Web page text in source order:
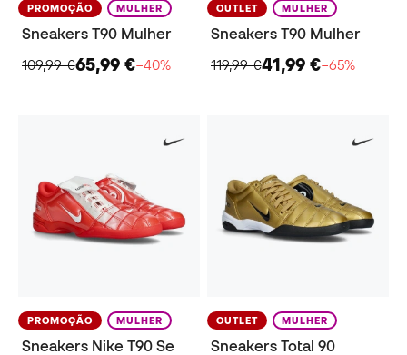
PROMOÇÃO MULHER
Sneakers T90 Mulher
109,99 €65,99 €−40%
OUTLET MULHER
Sneakers T90 Mulher
119,99 €41,99 €−65%
PROMOÇÃO MULHER
Sneakers Nike T90 Se
OUTLET MULHER
Sneakers Total 90